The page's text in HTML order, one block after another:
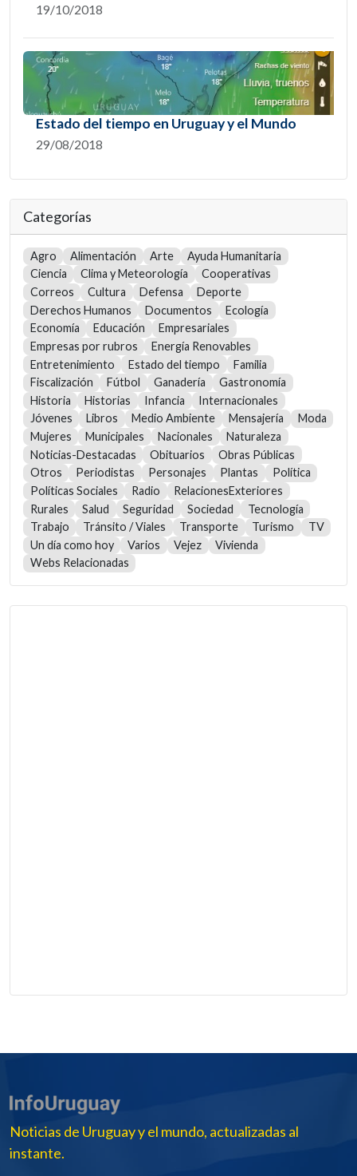
19/10/2018
Estado del tiempo en Uruguay y el Mundo
29/08/2018
Categorías
Agro Alimentación Arte
Ayuda Humanitaria
Ciencia
Clima y Meteorología
Cooperativas
Correos
Cultura Defensa
Deporte
Derechos Humanos
Documentos
Ecología
Economía
Educación
Empresariales
Empresas por rubros
Energía Renovables
Entretenimiento
Estado del tiempo
Familia
Fiscalización
Fútbol Ganadería
Gastronomía
Historia
Historias Infancia
Internacionales
Jóvenes
Libros Medio Ambiente Mensajería
Moda
Mujeres
Municipales Nacionales
Naturaleza
Noticias-Destacadas
Obituarios
Obras Públicas
Otros
Periodistas Personajes Plantas
Política
Políticas Sociales
Radio
RelacionesExteriores
Rurales
Salud Seguridad Sociedad
Tecnología
Trabajo
Tránsito / Viales Transporte Turismo
TV
Un día como hoy
Varios Vejez
Vivienda
Webs Relacionadas
Noticias de Uruguay y el mundo, actualizadas al
instante.